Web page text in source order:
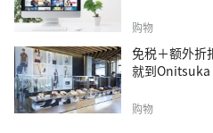
购物
免税＋额外折
就到Onitsuka
购物